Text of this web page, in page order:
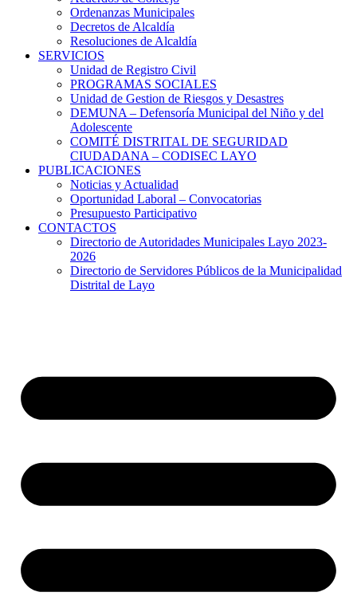
Ordenanzas Municipales
Decretos de Alcaldía
Resoluciones de Alcaldía
SERVICIOS
Unidad de Registro Civil
PROGRAMAS SOCIALES
Unidad de Gestion de Riesgos y Desastres
DEMUNA – Defensoría Municipal del Niño y del
Adolescente
COMITÉ DISTRITAL DE SEGURIDAD
CIUDADANA – CODISEC LAYO
PUBLICACIONES
Noticias y Actualidad
Oportunidad Laboral – Convocatorias
Presupuesto Participativo
CONTACTOS
Directorio de Autoridades Municipales Layo 2023-
2026
Directorio de Servidores Públicos de la Municipalidad
Distrital de Layo